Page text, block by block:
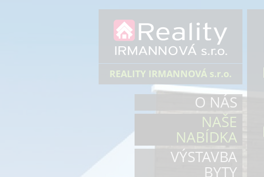
REALITY IRMANNOVÁ s.r.o.
O NÁS
NAŠE
NABÍDKA
VÝSTAVBA
BYTY